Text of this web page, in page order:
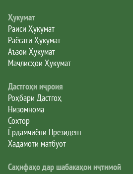
Ҳукумат
Раиси Ҳукумат
Раёсати Ҳукумат
Аъзои Ҳукумат
Маҷлисҳои Ҳукумат
Дастгоҳи иҷроия
Роҳбари Дастгоҳ
Низомнома
Сохтор
Ёрдамчиёни Президент
Хадамоти матбуот
Саҳифаҳо дар шабакаҳои иҷтимоӣ